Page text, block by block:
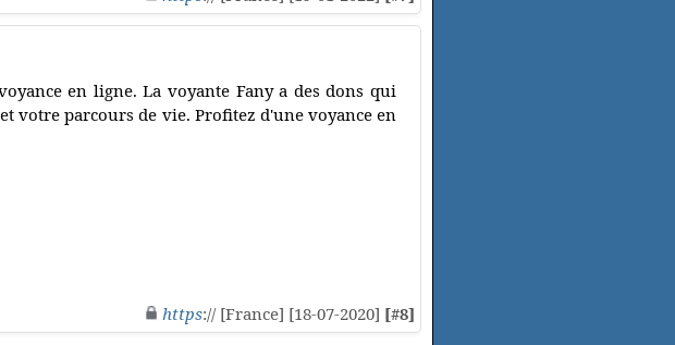
en ligne. La voyante Fany a des dons qui
votre parcours de vie. Profitez d'une voyance en
https:// [France] [18-07-2020] [#8]